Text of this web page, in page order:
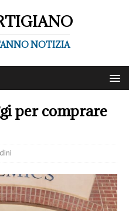
NOTIZIA
per comprare